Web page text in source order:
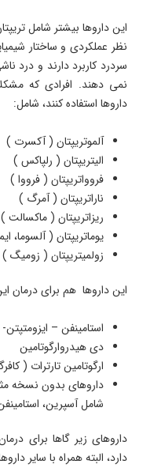
این داروها بیشتر شامل
نظر عملکردی و ساختار
سردرد کاربرد دارند و درد
نمی دهند. افرادی که
داروها استفاده کنند، شامل:
آلموتریپتان ( آکسرت )
الیتریپتان ( رلپاکس )
فروواتریپتان ( فرووا )
ناراتریپتان ( آمرگ )
ریزاتریپتان ( ماکسالت )
یوماتریپتان ( آلسوما،
زولمیتریپتان ( زومیگ )
این داروها هم برای درمان
استامینفن –
دی هیدروارگوتامین
ارگوتامین تارترات (
داروهای بدون نسخه
شامل آسپرین،
داروهای زیر گاها برای
دارد، البته همراه با سایر